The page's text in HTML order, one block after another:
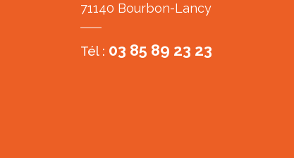
71140 Bourbon-Lancy
Tél : 03 85 89 23 23